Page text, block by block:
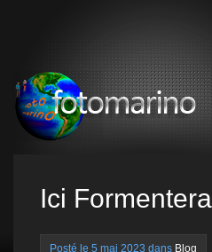
Ici
Posté le 5 mai 2023 dans Blog